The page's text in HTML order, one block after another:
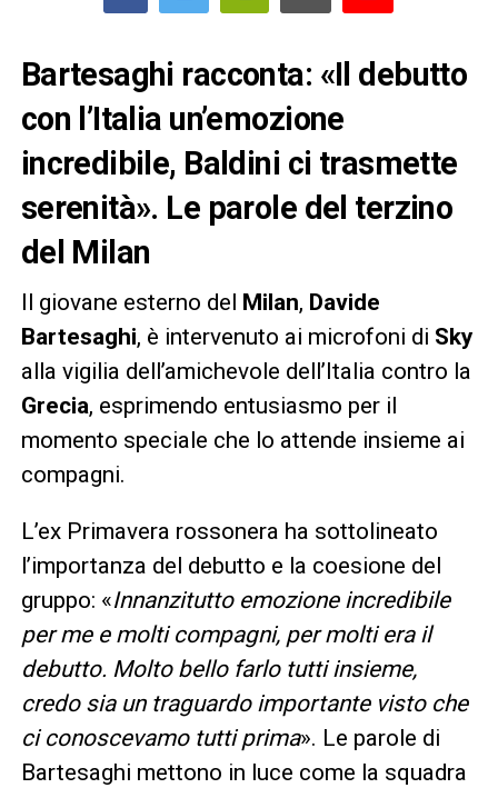
Bartesaghi racconta: «Il debutto
con l’Italia un’emozione
incredibile, Baldini ci trasmette
serenità». Le parole del terzino
del Milan
Il giovane esterno del Milan, Davide
Bartesaghi, è intervenuto ai microfoni di Sky
alla vigilia dell’amichevole dell’Italia contro la
Grecia, esprimendo entusiasmo per il
momento speciale che lo attende insieme ai
compagni.
L’ex Primavera rossonera ha sottolineato
l’importanza del debutto e la coesione del
gruppo: «Innanzitutto emozione incredibile
per me e molti compagni, per molti era il
debutto. Molto bello farlo tutti insieme,
credo sia un traguardo importante visto che
ci conoscevamo tutti prima». Le parole di
Bartesaghi mettono in luce come la squadra